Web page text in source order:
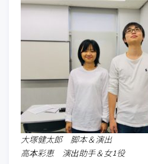
大塚健太郎 脚本＆演出
高本彩恵 演出助手＆女1役